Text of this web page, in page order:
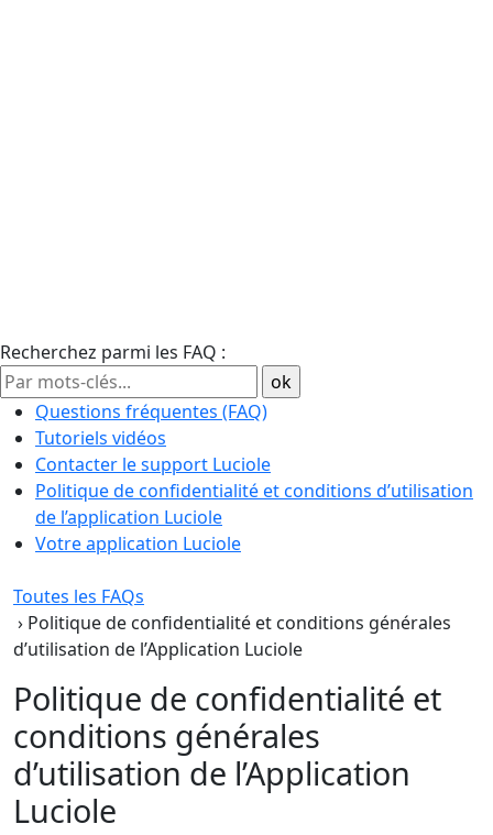
Recherchez parmi les FAQ :
Questions fréquentes (FAQ)
Tutoriels vidéos
Contacter le support Luciole
Politique de confidentialité et conditions d’utilisation
de l’application Luciole
Votre application Luciole
Toutes les FAQs
› Politique de confidentialité et conditions générales
d’utilisation de l’Application Luciole
Politique de confidentialité et
conditions générales
d’utilisation de l’Application
Luciole